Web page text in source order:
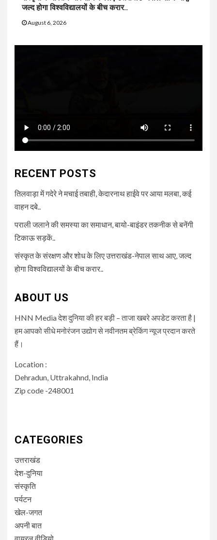
जल्द होगा विश्वविद्यालयों के बीच करार..
August 6, 2026
RECENT POSTS
तिलवाड़ा में गदेरे ने मचाई तबाही, केदारनाथ हाईवे पर आया मलबा, कई
वाहन दबे..
पराली जलाने की समस्या का समाधान, बायो-बाइंडर तकनीक से बनेंगी
टिकाऊ सड़कें..
संस्कृत के संरक्षण और शोध के लिए उत्तराखंड-नेपाल साथ आए, जल्द
होगा विश्वविद्यालयों के बीच करार..
ABOUT US
HNN Media देश दुनिया की हर बड़ी – ताजा खबरे अपडेट करता है |
हम आपको सीधे मनोरंजन उद्योग से नवीनतम ब्रेकिंग न्यूज प्रदान करते
हैं।
Location :
Dehradun, Uttrakahnd, India
Zip code -248001
CATEGORIES
उत्तराखंड
देश-दुनिया
संस्कृति
पर्यटन
खेल-जगत
अपनी बात